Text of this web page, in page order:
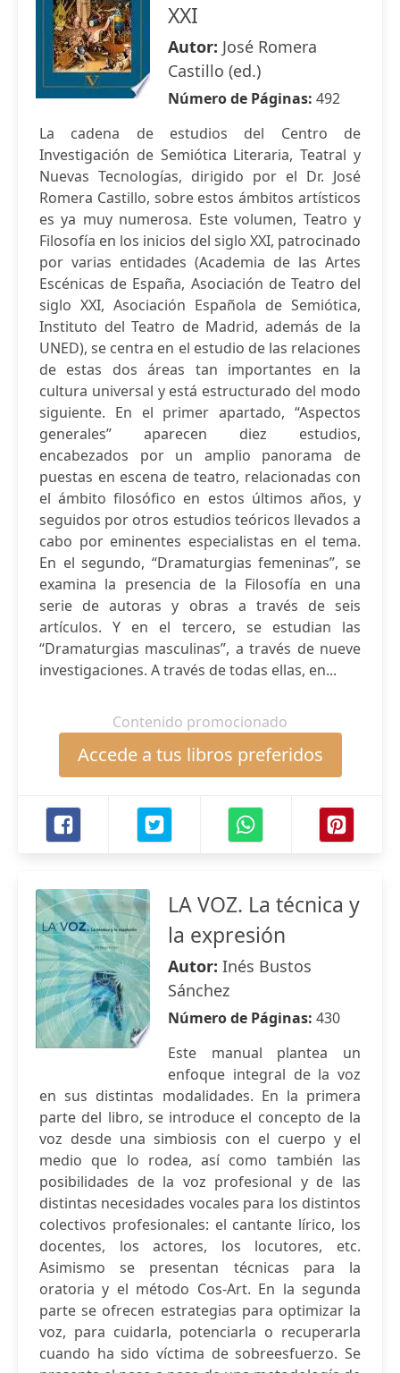
XXI
Autor: José Romera
Castillo (ed.)
Número de Páginas: 492
La cadena de estudios del Centro de
Investigación de Semiótica Literaria, Teatral y
Nuevas Tecnologías, dirigido por el Dr. José
Romera Castillo, sobre estos ámbitos artísticos
es ya muy numerosa. Este volumen, Teatro y
Filosofía en los inicios del siglo XXI, patrocinado
por varias entidades (Academia de las Artes
Escénicas de España, Asociación de Teatro del
siglo XXI, Asociación Española de Semiótica,
Instituto del Teatro de Madrid, además de la
UNED), se centra en el estudio de las relaciones
de estas dos áreas tan importantes en la
cultura universal y está estructurado del modo
siguiente. En el primer apartado, “Aspectos
generales” aparecen diez estudios,
encabezados por un amplio panorama de
puestas en escena de teatro, relacionadas con
el ámbito filosófico en estos últimos años, y
seguidos por otros estudios teóricos llevados a
cabo por eminentes especialistas en el tema.
En el segundo, “Dramaturgias femeninas”, se
examina la presencia de la Filosofía en una
serie de autoras y obras a través de seis
artículos. Y en el tercero, se estudian las
“Dramaturgias masculinas”, a través de nueve
investigaciones. A través de todas ellas, en...
Contenido promocionado
Accede a tus libros preferidos
LA VOZ. La técnica y
la expresión
Autor: Inés Bustos
Sánchez
Número de Páginas: 430
Este manual plantea un
enfoque integral de la voz
en sus distintas modalidades. En la primera
parte del libro, se introduce el concepto de la
voz desde una simbiosis con el cuerpo y el
medio que lo rodea, así como también las
posibilidades de la voz profesional y de las
distintas necesidades vocales para los distintos
colectivos profesionales: el cantante lírico, los
docentes, los actores, los locutores, etc.
Asimismo se presentan técnicas para la
oratoria y el método Cos-Art. En la segunda
parte se ofrecen estrategias para optimizar la
voz, para cuidarla, potenciarla o recuperarla
cuando ha sido víctima de sobreesfuerzo. Se